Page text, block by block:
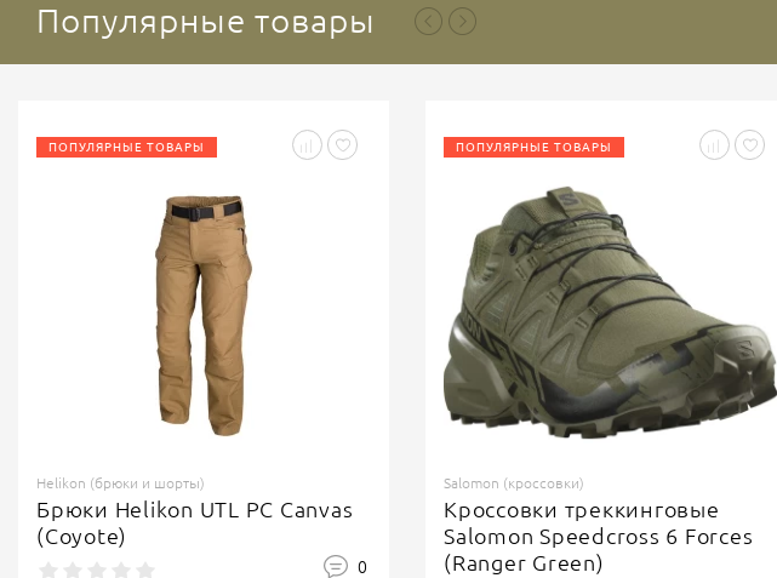
Популярные товары
ПОПУЛЯРНЫЕ ТОВАРЫ
Helikon (брюки и шорты)
Брюки Helikon UTL PC Canvas
(Coyote)
0
ПОПУЛЯРНЫЕ ТОВАРЫ
Salomon (кроссовки)
Кроссовки треккинговые
Salomon Speedcross 6 Forces
(Ranger Green)